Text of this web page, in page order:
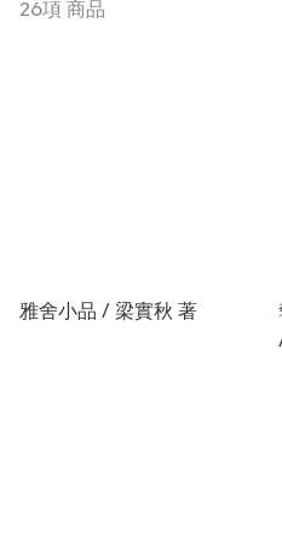
26項 商品
雅舍小品 / 梁實秋 著